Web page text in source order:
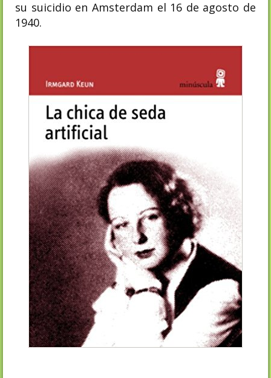
su suicidio en Amsterdam el 16 de agosto de
1940.